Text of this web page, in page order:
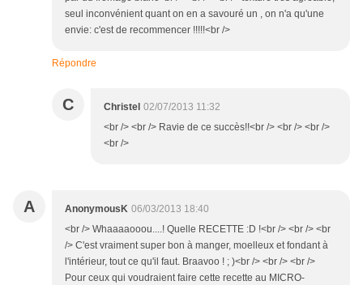
seul inconvénient quant on en a savouré un , on n'a qu'une
envie: c'est de recommencer !!!!!<br />
Répondre
C Christel 02/07/2013 11:32
<br /> <br /> Ravie de ce succès!!<br /> <br /> <br />
<br />
A AnonymousK 06/03/2013 18:40
<br /> Whaaaaooou....! Quelle RECETTE :D !<br /> <br /> <br
/> C'est vraiment super bon à manger, moelleux et fondant à
l'intérieur, tout ce qu'il faut. Braavoo ! ; )<br /> <br /> <br />
Pour ceux qui voudraient faire cette recette au MICRO-